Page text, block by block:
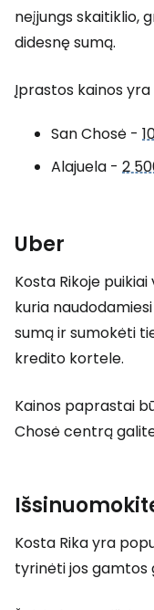
neįjungs skaitiklio,
didesnę sumą.
Įprastos kainos yra
San Chosė -
Alajuela - 2
Uber
Kosta Rikoje
kuria
sumą ir sumokėti
kredito kortele.
Kainos paprastai
Chosė centrą
Kosta Rika yra
tyrinėti jos gamtos